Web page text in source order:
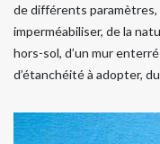
de différents paramètres,
imperméabiliser, de la
hors-sol, d’un mur
d’étanchéité à adopter,